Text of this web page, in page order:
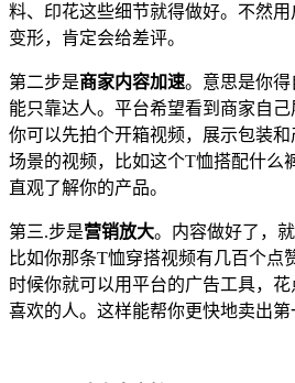
料、印花这些细节就得做好。不然
变形，肯定会给差评。
第二步是商家内容加速。意思是你
能只靠达人。平台希望看到商家自己
你可以先拍个开箱视频，展示包装
场景的视频，比如这个T恤搭配什么
直观了解你的产品。
第三.步是营销放大。内容做好了，
比如你那条T恤穿搭视频有几百个点
时候你就可以用平台的广告工具，
喜欢的人。这样能帮你更快地卖出第